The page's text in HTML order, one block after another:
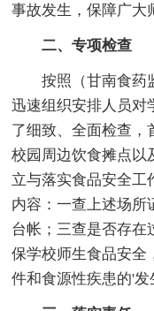
事故发生，保障广大
二、专项检查
按照（甘南食药
迅速组织安排人员对
了细致、全面检查，
校园周边饮食摊点以
立与落实食品安全工
内容：一查上述场所
台帐；三查是否存在
保学校师生食品安全
件和食源性疾患的'发